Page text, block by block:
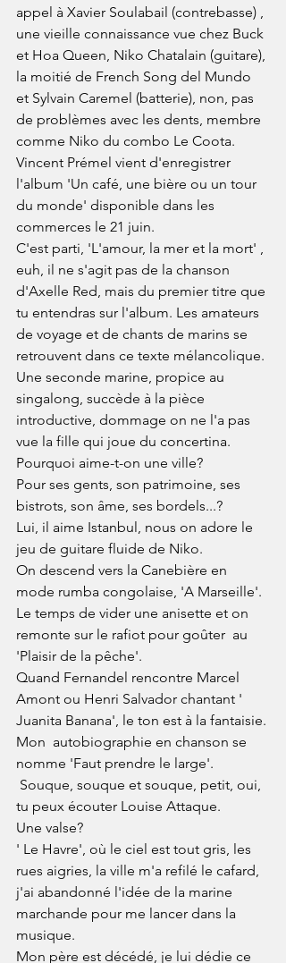
appel à Xavier Soulabail (contrebasse) ,
une vieille connaissance vue chez Buck
et Hoa Queen, Niko Chatalain (guitare),
la moitié de French Song del Mundo
et Sylvain Caremel (batterie), non, pas
de problèmes avec les dents, membre
comme Niko du combo Le Coota.
Vincent Prémel vient d'enregistrer
l'album 'Un café, une bière ou un tour
du monde' disponible dans les
commerces le 21 juin.
C'est parti, 'L'amour, la mer et la mort' ,
euh, il ne s'agit pas de la chanson
d'Axelle Red, mais du premier titre que
tu entendras sur l'album. Les amateurs
de voyage et de chants de marins se
retrouvent dans ce texte mélancolique.
Une seconde marine, propice au
singalong, succède à la pièce
introductive, dommage on ne l'a pas
vue la fille qui joue du concertina.
Pourquoi aime-t-on une ville?
Pour ses gents, son patrimoine, ses
bistrots, son âme, ses bordels...?
Lui, il aime Istanbul, nous on adore le
jeu de guitare fluide de Niko.
On descend vers la Canebière en
mode rumba congolaise, 'A Marseille'.
Le temps de vider une anisette et on
remonte sur le rafiot pour goûter  au
'Plaisir de la pêche'.
Quand Fernandel rencontre Marcel
Amont ou Henri Salvador chantant '
Juanita Banana', le ton est à la fantaisie.
Mon  autobiographie en chanson se
nomme 'Faut prendre le large'.
tu peux écouter Louise Attaque.
Une valse?
' Le Havre', où le ciel est tout gris, les
rues aigries, la ville m'a refilé le cafard,
j'ai abandonné l'idée de la marine
marchande pour me lancer dans la
musique.
Mon père est décédé, je lui dédie ce